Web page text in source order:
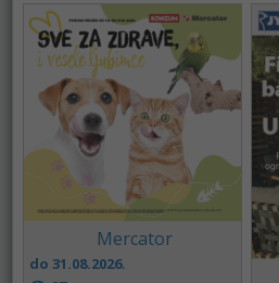
Mercator
do 31.08.2026.